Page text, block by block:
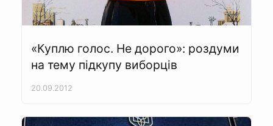
«Куплю голос. Не дорого»: роздуми
на тему підкупу виборців
20.09.2012